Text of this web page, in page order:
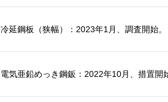
冷延鋼板（狭幅）：2023年1月、調査開始。
電気亜鉛めっき鋼鈑：2022年10月、措置開